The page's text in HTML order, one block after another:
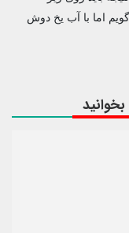
اما با آب یخ دوش